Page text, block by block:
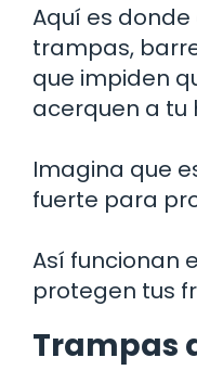
Aquí es
trampas,
que impiden
acerquen a tu
Imagina que
fuerte para
Así funcionan
protegen tus
Trampas